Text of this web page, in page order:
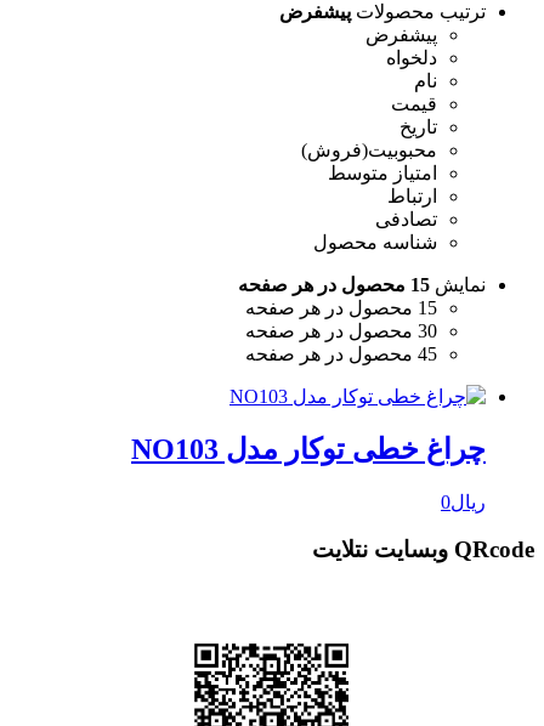
ترتیب محصولات پیشفرض
پیشفرض
دلخواه
نام
قیمت
تاریخ
محبوبیت(فروش)
امتیاز متوسط
ارتباط
تصادفی
شناسه محصول
نمایش 15 محصول در هر صفحه
15 محصول در هر صفحه
30 محصول در هر صفحه
45 محصول در هر صفحه
چراغ خطی توکار مدل NO103
ریال0
QRcode وبسایت نتلایت